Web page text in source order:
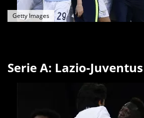
Getty Images
Serie A: Lazio-